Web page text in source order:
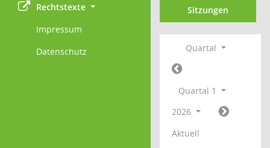
Rechtstexte
Impressum
Datenschutz
Sitzungen
Quartal
Quartal 1
2026
Aktuell